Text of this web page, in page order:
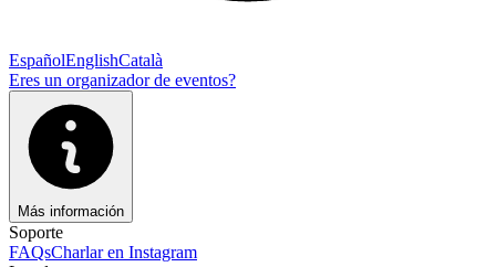
EspañolEnglishCatalà
Eres un organizador de eventos?
Más información
Soporte
FAQsCharlar en Instagram